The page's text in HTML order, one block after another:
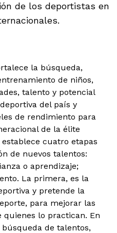
de los deportistas en
la búsqueda,
de niños,
talento y potencial
del país y
de rendimiento para
de la élite
cuatro etapas
de nuevos talentos:
o aprendizaje;
La primera, es la
y pretende la
para mejorar las
quienes lo practican. En
de talentos,